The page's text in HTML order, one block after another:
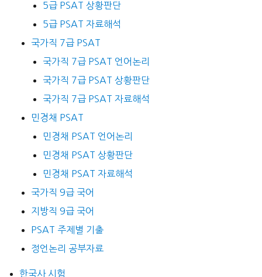
5급 PSAT 상황판단
5급 PSAT 자료해석
국가직 7급 PSAT
국가직 7급 PSAT 언어논리
국가직 7급 PSAT 상황판단
국가직 7급 PSAT 자료해석
민경채 PSAT
민경채 PSAT 언어논리
민경채 PSAT 상황판단
민경채 PSAT 자료해석
국가직 9급 국어
지방직 9급 국어
PSAT 주제별 기출
정언논리 공부자료
한국사 시험